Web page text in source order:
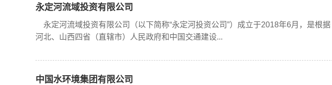
永定河流域投资有限公司
永定河流域投资有限公司（以下简称“永定河投资公司”）成立于2018年6月，是根
河北、山西四省（直辖市）人民政府和中国交通建设...
中国水环境集团有限公司